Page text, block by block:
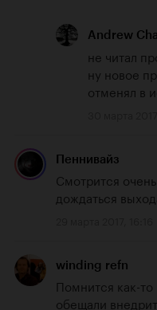
Andrew
не читал
ну новое
отменял в
Пеннивайз
Смотрится
дождаться
winding refn
Помнится как-
обещали